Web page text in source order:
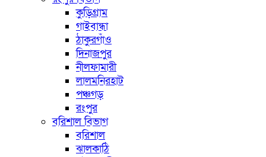
কুড়িগ্রাম
গাইবান্ধা
ঠাকুরগাঁও
দিনাজপুর
নীলফামারী
লালমনিরহাট
পঞ্চগড়
রংপুর
বরিশাল বিভাগ
বরিশাল
ঝালকাঠি